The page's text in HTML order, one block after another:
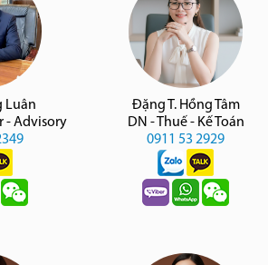
Luân
- Advisory
Đặng T. Hồng Tâm
DN - Thuế - Kế Toán
0911 53 2929